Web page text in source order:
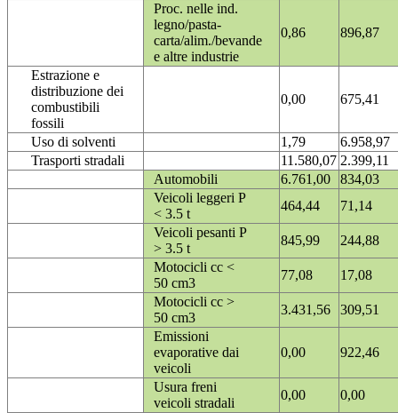
Proc. nelle ind.
legno/pasta-
carta/alim./bevande
e altre industrie
0,86 896,87
Estrazione e
distribuzione dei
combustibili
fossili
0,00 675,41
Uso di solventi 1,79
6.958,97
Trasporti stradali
11.580,07 2.399,11
Automobili
6.761,00
834,03
Veicoli leggeri P
< 3.5 t
464,44
71,14
Veicoli pesanti P
> 3.5 t
845,99
244,88
Motocicli cc <
50 cm3
77,08
17,08
Motocicli cc >
50 cm3
3.431,56
309,51
Emissioni
evaporative dai
veicoli
0,00 922,46
Usura freni
veicoli stradali
0,00
0,00